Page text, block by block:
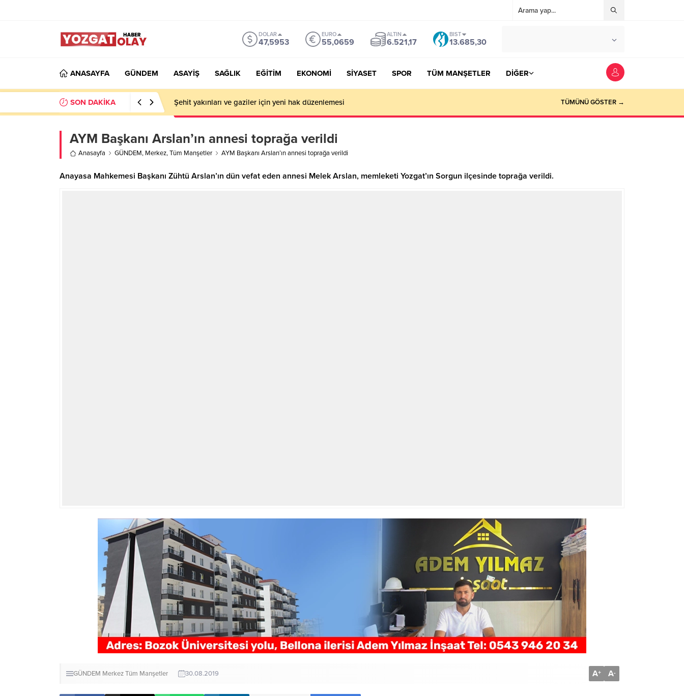
DOLAR
47,5953
EURO
55,0659
ALTIN
6.521,17
BIST
13.685,30
ANASAYFA GÜNDEM ASAYİŞ SAĞLIK EĞİTİM EKONOMİ SİYASET SPOR TÜM MANŞETLER DİĞER
SON DAKİKA Şehit yakınları ve gaziler için yeni hak düzenlemesi TÜMÜNÜ GÖSTER →
AYM Başkanı Arslan’ın annesi toprağa verildi
Anasayfa GÜNDEM, Merkez,Tüm Manşetler AYM Başkanı Arslan’ın annesi toprağa verildi
Anayasa Mahkemesi Başkanı Zühtü Arslan’ın dün vefat eden annesi Melek Arslan, memleketi Yozgat’ın Sorgun ilçesinde toprağa verildi.
GÜNDEM MerkezTüm Manşetler 30.08.2019 A+ A-